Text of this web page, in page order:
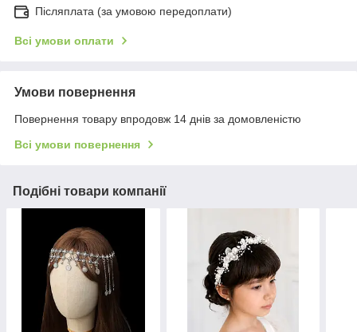
Післяплата (за умовою передоплати)
Всі умови оплати
Умови повернення
Повернення товару впродовж 14 днів за домовленістю
Всі умови повернення
Подібні товари компанії